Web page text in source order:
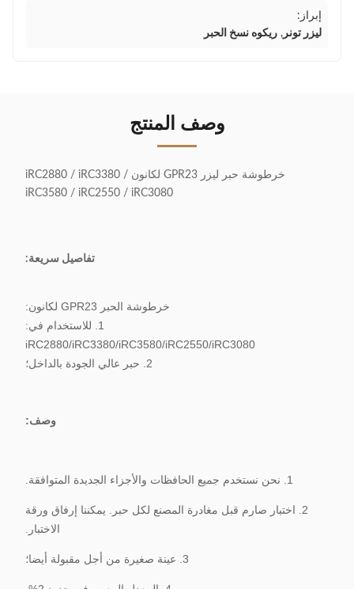
إبراز:
ليزر تونر , ريكوه نسخ الحبر
وصف المنتج
خرطوشة حبر ليزر GPR23 لكانون iRC2880 / iRC3380 /
iRC3580 / iRC2550 / iRC3080
تفاصيل سريعة:
خرطوشة الحبر GPR23 لكانون:
1. للاستخدام في:
iRC2880/iRC3380/iRC3580/iRC2550/iRC3080
2. حبر عالي الجودة بالداخل؛
وصف:
1. نحن نستخدم جميع الحافظات والأجزاء الجديدة المتوافقة.
2. اختبار صارم قبل مغادرة المصنع لكل حبر. يمكننا إرفاق ورقة
الاختبار.
3. عينة صغيرة من أجل مقبولة أيضا؛